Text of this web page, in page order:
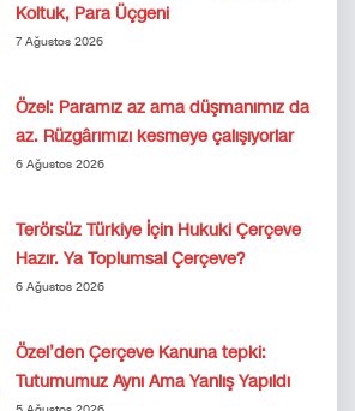
Koltuk, Para Üçgeni
7 Ağustos 2026
Özel: Paramız az ama düşmanımız da
az. Rüzgârımızı kesmeye çalışıyorlar
6 Ağustos 2026
Terörsüz Türkiye İçin Hukuki Çerçeve
Hazır. Ya Toplumsal Çerçeve?
6 Ağustos 2026
Özel’den Çerçeve Kanuna tepki:
Tutumumuz Aynı Ama Yanlış Yapıldı